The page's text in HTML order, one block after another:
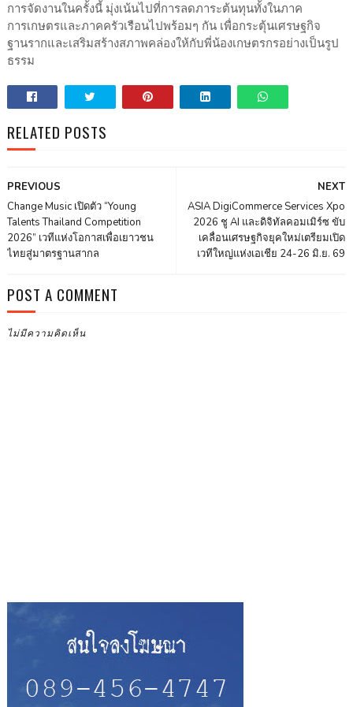
การจัดงานในครั้งนี้ มุ่งเน้นไปที่การลดภาระต้นทุนทั้งในภาค
การเกษตรและภาคครัวเรือนไปพร้อมๆ กัน เพื่อกระตุ้นเศรษฐกิจ
ฐานรากและเสริมสร้างสภาพคล่องให้กับพี่น้องเกษตรกรอย่างเป็นรูป
ธรรม
RELATED POSTS
NEXT
ASIA DigiCommerce Services Xpo
2026 ชู AI และดิจิทัลคอมเมิร์ซ ขับ
เคลื่อนเศรษฐกิจยุคใหม่เตรียมเปิด
เวทีใหญ่แห่งเอเชีย 24-26 มิ.ย. 69
PREVIOUS
Change Music เปิดตัว “Young
Talents Thailand Competition
2026” เวทีแห่งโอกาสเพื่อเยาวชน
ไทยสู่มาตรฐานสากล
POST A COMMENT
ไม่มีความคิดเห็น